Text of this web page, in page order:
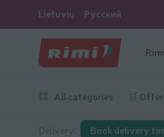
Lietuvių Русский
All categories 🛒
Delivery: Book delivery